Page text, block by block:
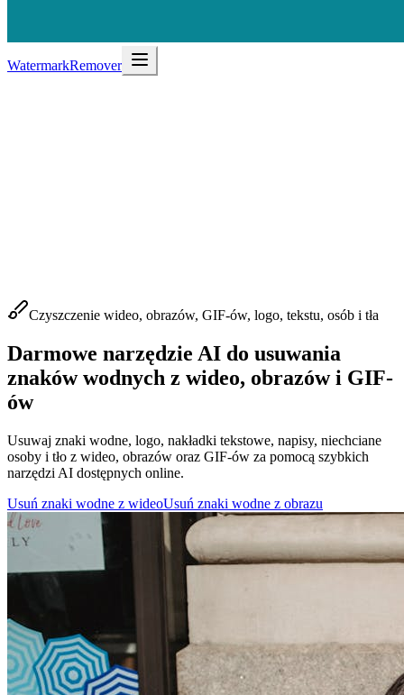
WatermarkRemover
Czyszczenie wideo, obrazów, GIF-ów, logo, tekstu, osób i tła
Darmowe narzędzie AI do usuwania
znaków wodnych z wideo, obrazów i GIF-
ów
Usuwaj znaki wodne, logo, nakładki tekstowe, napisy, niechciane
osoby i tło z wideo, obrazów oraz GIF-ów za pomocą szybkich
narzędzi AI dostępnych online.
Usuń znaki wodne z wideoUsuń znaki wodne z obrazu